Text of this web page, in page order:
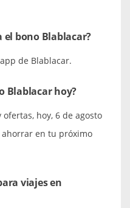
el bono Blablacar?
de Blablacar.
Blablacar hoy?
hoy, 6 de agosto
ahorrar en tu próximo
viajes en